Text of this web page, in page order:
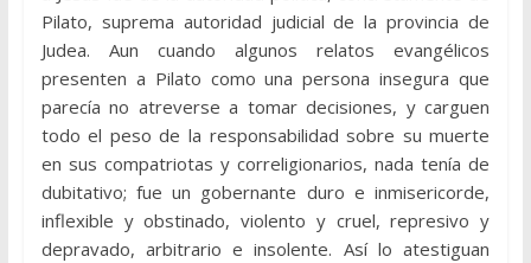
Pilato, suprema autoridad judicial de la provincia de
Judea. Aun cuando algunos relatos evangélicos
presenten a Pilato como una persona insegura que
parecía no atreverse a tomar decisiones, y carguen
todo el peso de la responsabilidad sobre su muerte
en sus compatriotas y correligionarios, nada tenía de
dubitativo; fue un gobernante duro e inmisericorde,
inflexible y obstinado, violento y cruel, represivo y
depravado, arbitrario e insolente. Así lo atestiguan